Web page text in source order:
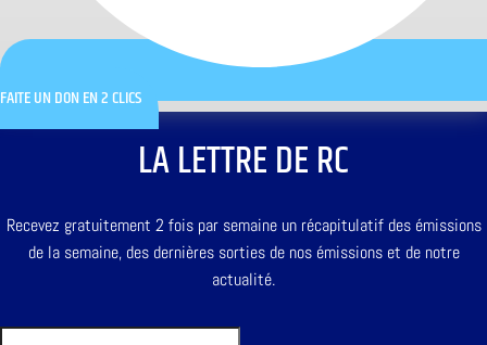
FAITE UN DON EN 2 CLICS
LA LETTRE DE RC
Recevez gratuitement 2 fois par semaine un récapitulatif des émissions
de la semaine, des dernières sorties de nos émissions et de notre
actualité.